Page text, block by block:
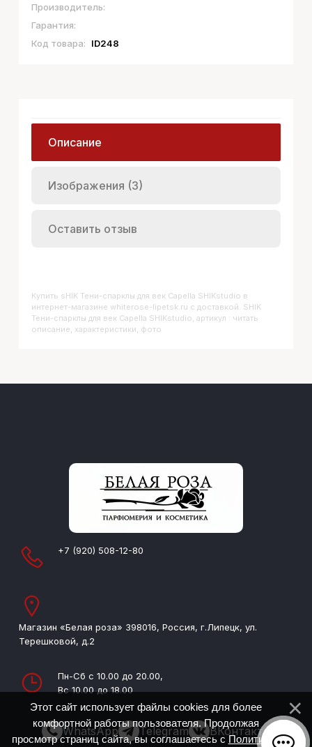
Производитель:
Гарантия:
Код товара:
ID248
Описание
Изображения (3)
Оставить отзыв
Купить SHIK Тени-спарклы для век Capella SHIKstudio в
интернет-магазине whiterose-lipetsk.ru с доставкой. SHIK
Тени-спарклы для век Capella SHIKstudio, артикул : читать
описание, характеристики, фото
+7 (920) 508-12-80
Магазин «Белая роза» 398016, Россия, г.Липецк, ул.
Терешковой, д.2
Пн-Сб с 10.00 до 20.00,
Вс 10.00 до 18.00
WhatsApp Telegram ВКонтакте
Этот сайт использует файлы cookies для более
комфортной работы пользователя. Продолжая
просмотр страниц сайта, вы соглашаетесь сПолитикой